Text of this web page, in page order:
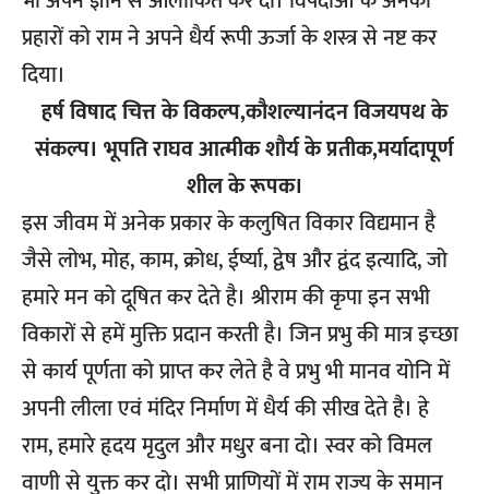
प्रहारों को राम ने अपने धैर्य रूपी ऊर्जा के शस्त्र से नष्ट कर
दिया।
हर्ष विषाद चित्त के विकल्प,कौशल्यानंदन विजयपथ के
संकल्प। भूपति राघव आत्मीक शौर्य के प्रतीक,मर्यादापूर्ण
शील के रूपक।
इस जीवम में अनेक प्रकार के कलुषित विकार विद्यमान है
जैसे लोभ, मोह, काम, क्रोध, ईर्ष्या, द्वेष और द्वंद इत्यादि, जो
हमारे मन को दूषित कर देते है। श्रीराम की कृपा इन सभी
विकारों से हमें मुक्ति प्रदान करती है। जिन प्रभु की मात्र इच्छा
से कार्य पूर्णता को प्राप्त कर लेते है वे प्रभु भी मानव योनि में
अपनी लीला एवं मंदिर निर्माण में धैर्य की सीख देते है। हे
राम, हमारे हृदय मृदुल और मधुर बना दो। स्वर को विमल
वाणी से युक्त कर दो। सभी प्राणियों में राम राज्य के समान